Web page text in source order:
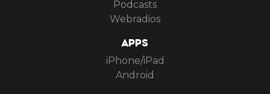
Podcasts
Webradios
APPS
iPhone/iPad
Android